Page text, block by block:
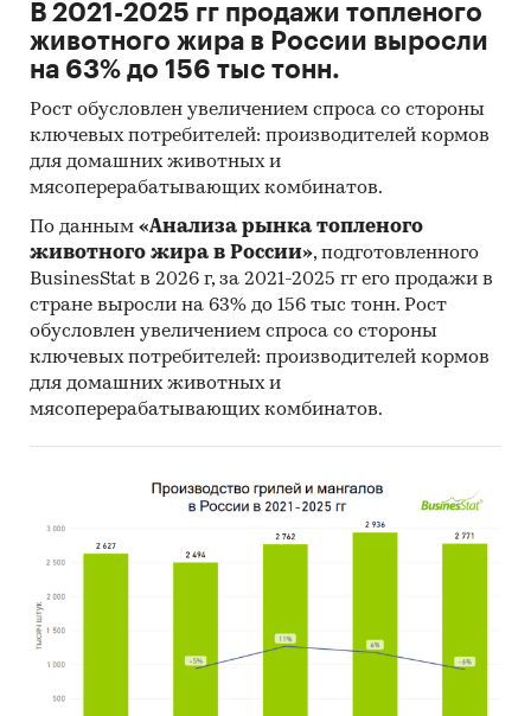
В 2021-2025 гг продажи топленого
животного жира в России выросли
на 63% до 156 тыс тонн.
Рост обусловлен увеличением спроса со стороны
ключевых потребителей: производителей кормов
для домашних животных и
мясоперерабатывающих комбинатов.
По данным «Анализа рынка топленого
животного жира в России», подготовленного
BusinesStat в 2026 г, за 2021-2025 гг его продажи в
стране выросли на 63% до 156 тыс тонн. Рост
обусловлен увеличением спроса со стороны
ключевых потребителей: производителей кормов
для домашних животных и
мясоперерабатывающих комбинатов.